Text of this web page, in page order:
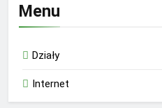
Menu
Działy
Internet